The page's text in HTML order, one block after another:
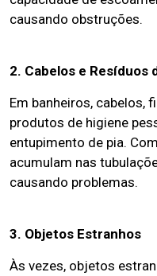
causando obstruções.
2. Cabelos e Resíduos
Em banheiros, cabelos,
produtos de higiene
entupimento de pia.
acumulam nas
causando problemas.
3. Objetos Estranhos
Às vezes, objetos